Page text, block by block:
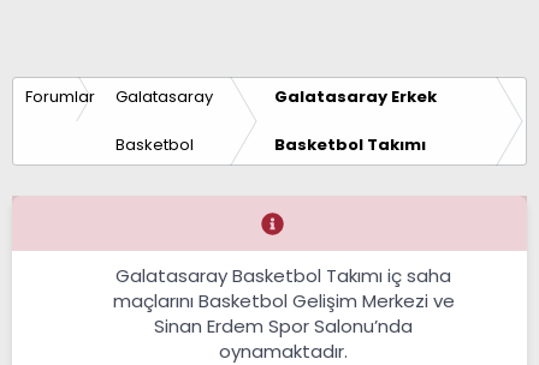
Forumlar Galatasaray
Basketbol
Galatasaray Erkek
Basketbol Takımı
Galatasaray Basketbol Takımı iç saha
maçlarını Basketbol Gelişim Merkezi ve
Sinan Erdem Spor Salonu’nda
oynamaktadır.